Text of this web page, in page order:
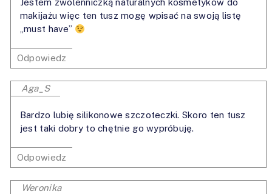
Jestem zwolenniczką naturalnych kosmetyków do
makijażu więc ten tusz mogę wpisać na swoją listę
„must have”
Odpowiedz
Aga_S
Bardzo lubię silikonowe szczoteczki. Skoro ten tusz
jest taki dobry to chętnie go wypróbuję.
Odpowiedz
Weronika